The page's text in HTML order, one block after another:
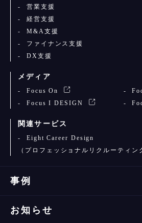
営業支援
経営支援
M&A支援
ファイナンス支援
DX支援
メディア
Focus On
Focus I DESIGN
関連サービス
Eight Career Design
（プロフェッショナルリクルーティン
事例
お知らせ